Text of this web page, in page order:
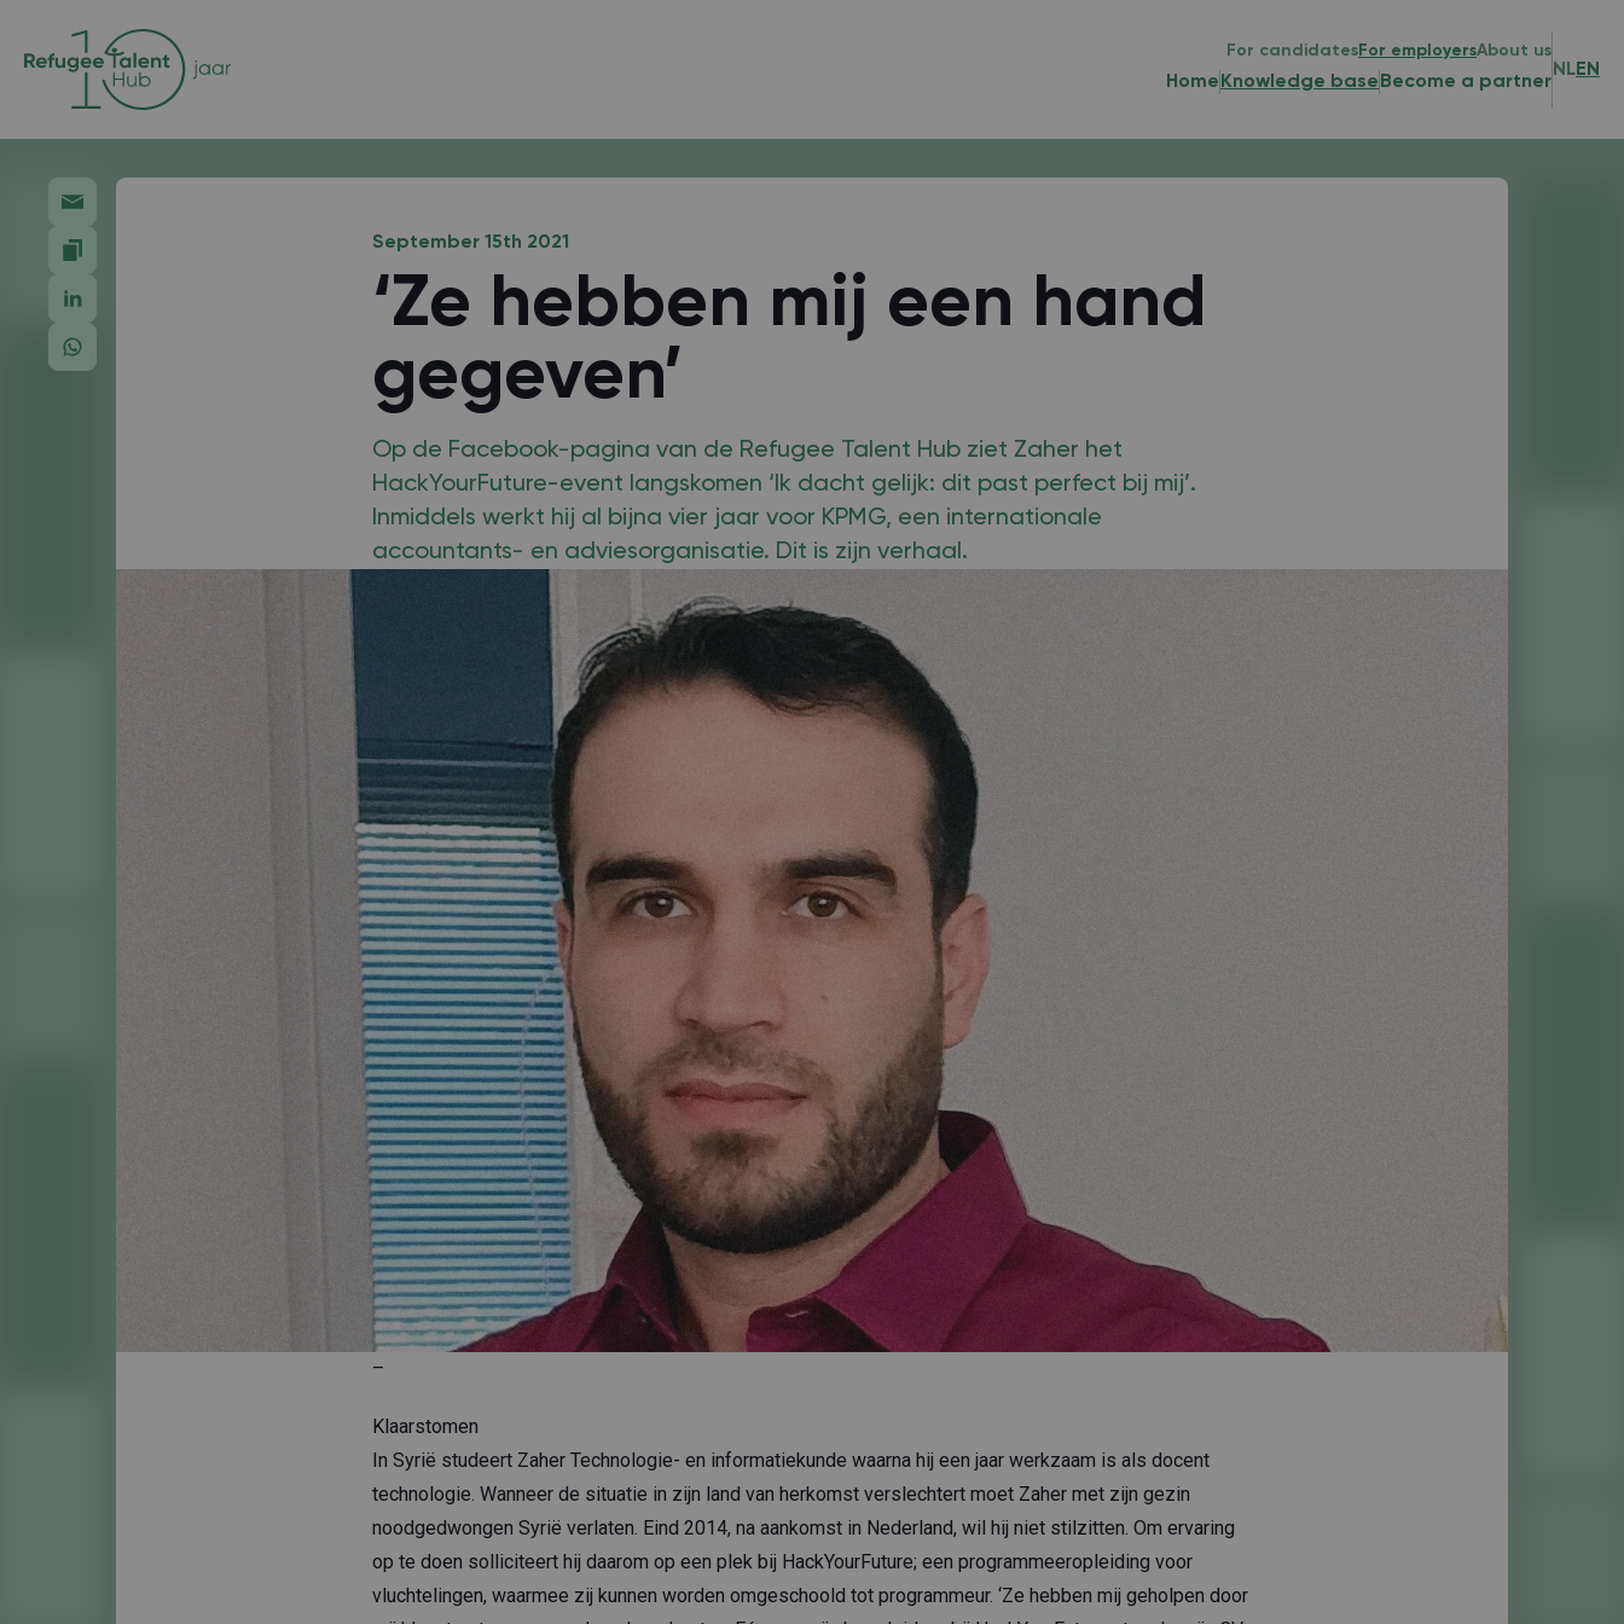
For candidates For employersAbout us
Home Knowledge base Become a partner
NLEN
September 15th 2021
‘Ze hebben mij een hand
gegeven’
Op de Facebook-pagina van de Refugee Talent Hub ziet Zaher het
HackYourFuture-event langskomen ‘Ik dacht gelijk: dit past perfect bij mij’.
Inmiddels werkt hij al bijna vier jaar voor KPMG, een internationale
accountants- en adviesorganisatie. Dit is zijn verhaal.
–
Klaarstomen
In Syrië studeert Zaher Technologie- en informatiekunde waarna hij een jaar werkzaam is als docent
technologie. Wanneer de situatie in zijn land van herkomst verslechtert moet Zaher met zijn gezin
noodgedwongen Syrië verlaten. Eind 2014, na aankomst in Nederland, wil hij niet stilzitten. Om ervaring
op te doen solliciteert hij daarom op een plek bij HackYourFuture; een programmeeropleiding voor
vluchtelingen, waarmee zij kunnen worden omgeschoold tot programmeur. ‘Ze hebben mij geholpen door